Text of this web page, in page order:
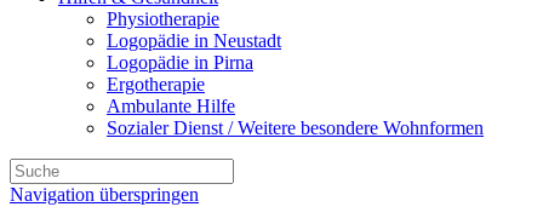
Physiotherapie
Logopädie in Neustadt
Logopädie in Pirna
Ergotherapie
Ambulante Hilfe
Sozialer Dienst / Weitere besondere Wohnformen
Navigation überspringen